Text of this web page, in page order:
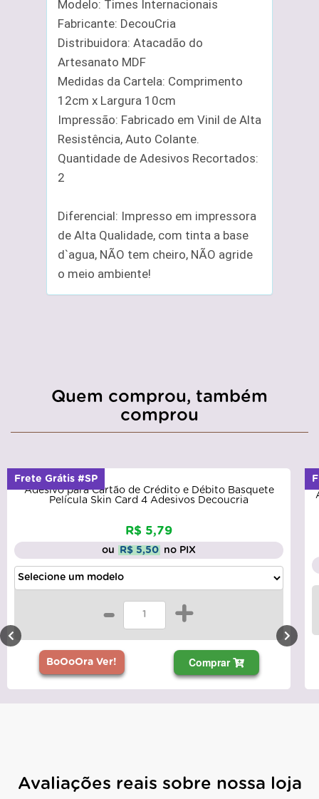
Modelo: Times Internacionais
Fabricante: DecouCria
Distribuidora: Atacadão do
Artesanato MDF
Medidas da Cartela: Comprimento
12cm x Largura 10cm
Impressão: Fabricado em Vinil de Alta
Resistência, Auto Colante.
Quantidade de Adesivos Recortados:
2
Diferencial: Impresso em impressora
de Alta Qualidade, com tinta a base
d`agua, NÃO tem cheiro, NÃO agride
o meio ambiente!
Quem comprou, também
comprou
Adesivo para Cartão de Crédito e Débito Basquete
Película Skin Card 4 Adesivos Decoucria
R$ 5,79
ou R$ 5,50 no PIX
- +
BoOoOra Ver! Comprar
Frete Grátis #SP
Avaliações reais sobre nossa loja